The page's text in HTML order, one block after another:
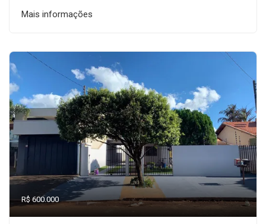
Mais informações
R$ 600.000